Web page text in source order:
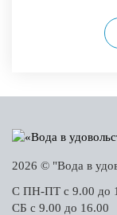
2026 © "Вода в
С ПН-ПТ с 9.00 до
СБ с 9.00 до 16.00